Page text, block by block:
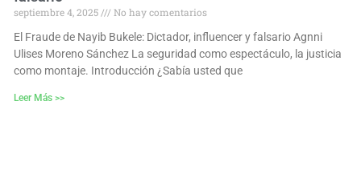
septiembre 4, 2025
No hay comentarios
El Fraude de Nayib Bukele: Dictador, influencer y falsario Agnni
Ulises Moreno Sánchez La seguridad como espectáculo, la justicia
como montaje. Introducción ¿Sabía usted que
Leer Más >>